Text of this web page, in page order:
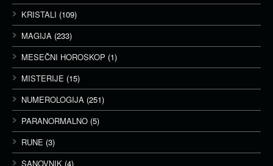
KRISTALI (109)
MAGIJA (233)
MESEČNI HOROSKOP (1)
MISTERIJE (15)
NUMEROLOGIJA (251)
PARANORMALNO (5)
RUNE (3)
SANOVNIK (4)